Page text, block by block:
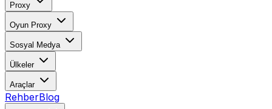
Proxy
Oyun Proxy
Sosyal Medya
Ülkeler
Araçlar
RehberBlog